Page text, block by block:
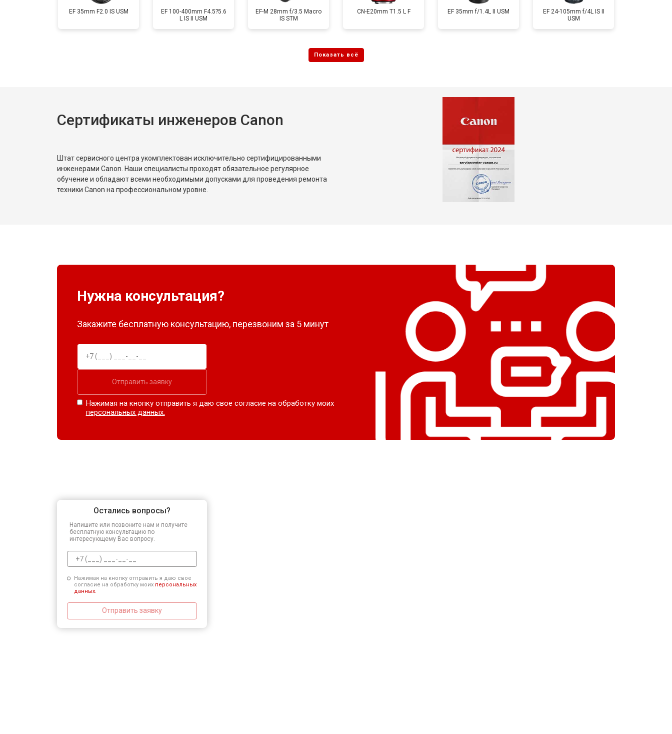
EF 35mm F2.0 IS USM
EF 100-400mm F4.5?5.6
L IS II USM
EF-M 28mm f/3.5 Macro
IS STM
CN-E20mm T1.5 L F EF 35mm f/1.4L II USM
EF 24-105mm f/4L IS II
USM
Сертификаты инженеров Canon
Штат сервисного центра укомплектован исключительно сертифицированными
инженерами Canon. Наши специалисты проходят обязательное регулярное
обучение и обладают всеми необходимыми допусками для проведения ремонта
техники Canon на профессиональном уровне.
Нужна консультация?
Закажите бесплатную консультацию, перезвоним за 5 минут
Отправить заявку
Нажимая на кнопку отправить я даю свое согласие на обработку моих
персональных данных.
Остались вопросы?
Напишите или позвоните нам и получите
бесплатную консультацию по
интересующему Вас вопросу.
Нажимая на кнопку отправить я даю свое
согласие на обработку моих персональных
данных.
Отправить заявку